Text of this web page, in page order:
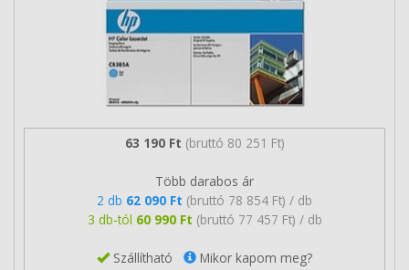
63 190 Ft (bruttó 80 251 Ft)
Több darabos ár
2 db 62 090 Ft (bruttó 78 854 Ft) / db
3 db-tól 60 990 Ft (bruttó 77 457 Ft) / db
Szállítható Mikor kapom meg?